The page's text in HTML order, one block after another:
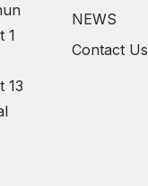
1
13
NEWS
Contact Us